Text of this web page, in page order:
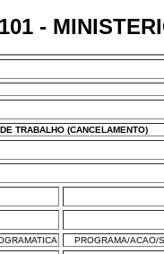
-
TRABALHO (CANCELAMENTO)
PROGRAMA/ACAO/